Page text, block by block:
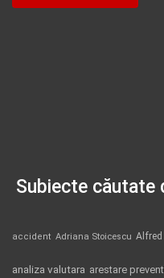
Subiecte căutate
accident Adriana Stoicescu
analiza valutara arestare